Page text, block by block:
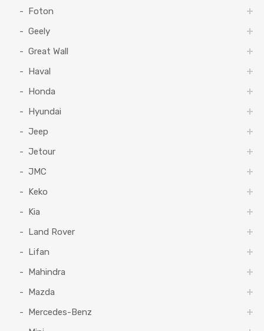
Foton
Geely
Great Wall
Haval
Honda
Hyundai
Jeep
Jetour
JMC
Keko
Kia
Land Rover
Lifan
Mahindra
Mazda
Mercedes-Benz